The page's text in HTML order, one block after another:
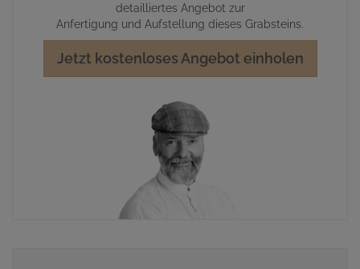
detailliertes Angebot zur
Anfertigung und Aufstellung dieses Grabsteins.
Jetzt kostenloses Angebot einholen